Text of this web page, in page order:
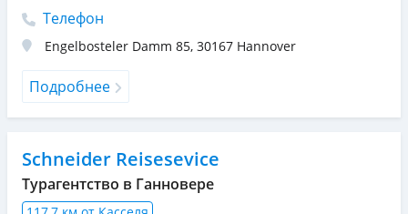
Телефон
Engelbosteler Damm 85, 30167 Hannover
Подробнее
Schneider Reisesevice
Турагентство в Ганновере